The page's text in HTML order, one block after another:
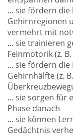
... sie fördern
Gehirnregionen
vermehrt mit
... sie trainieren
Feinmotorik (z.
... sie fördern
Gehirnhälfte (z.
... sie sorgen für
Phase danach
... sie können
Gedächtnis